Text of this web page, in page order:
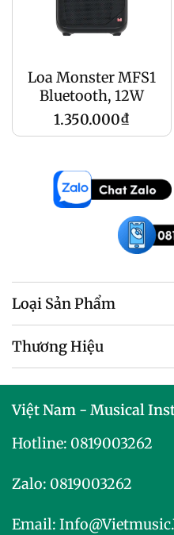
Loa Monster MFS1
Bluetooth, 12W
Giá
1.350.000₫
Loại Sản Phẩm
Thương Hiệu
Việt Nam - Musical
Hotline: 0819003262
Zalo: 0819003262
Email: